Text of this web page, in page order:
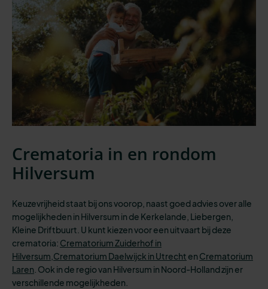
Crematoria in en rondom
Hilversum
Keuzevrijheid staat bij ons voorop, naast goed advies over alle
mogelijkheden in Hilversum in de Kerkelande, Liebergen,
Kleine Driftbuurt. U kunt kiezen voor een uitvaart bij deze
crematoria: Crematorium Zuiderhof in
Hilversum, Crematorium Daelwijck in Utrecht en Crematorium
Laren Ook in de regio van Hilversum in Noord-Holland zijn er
verschillende mogelijkheden.